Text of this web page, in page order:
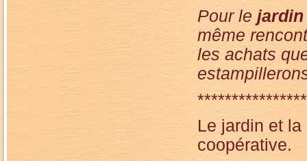
Pour le
même
les achats
Le jardin et
coopérative.